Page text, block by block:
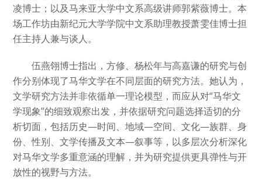
凌博士；以及马来亚大学中文系高级讲师郭紫薇博士。本
场工作坊由新纪元大学学院中文系助理教授萧雯佳博士担
任主持人兼与谈人。
伍燕翎博士指出，方修、杨松年与高嘉谦的研究与创
作分别体现了马华文学在不同层面的研究方法。她认为，
文学研究方法并非依循单一理论模型，而应从对“马华文
学现象”的细致观察出发，并依据研究问题选择适切的分
析切面，包括历史—时间、地域—空间、文化—族群、身
份、性别、文学传播及文本—叙事等，以多层次分析深化
对马华文学多重意涵的理解，并为研究提供更具弹性与开
放性的视野与方法。